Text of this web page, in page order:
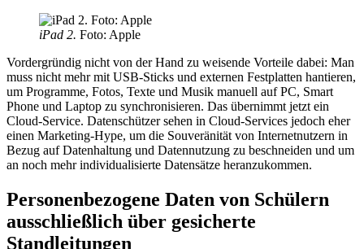
iPad 2. Foto: Apple
Vordergründig nicht von der Hand zu weisende Vorteile dabei: Man
muss nicht mehr mit USB-Sticks und externen Festplatten hantieren,
um Programme, Fotos, Texte und Musik manuell auf PC, Smart
Phone und Laptop zu synchronisieren. Das übernimmt jetzt ein
Cloud-Service. Datenschützer sehen in Cloud-Services jedoch eher
einen Marketing-Hype, um die Souveränität von Internetnutzern in
Bezug auf Datenhaltung und Datennutzung zu beschneiden und um
an noch mehr individualisierte Datensätze heranzukommen.
Personenbezogene Daten von Schülern
ausschließlich über gesicherte
Standleitungen